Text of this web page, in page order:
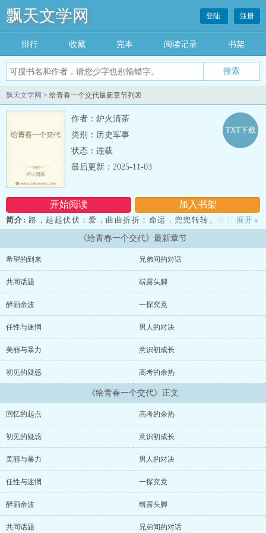
飘天文学网 登陆 注册
排行 收藏 完本 阅读记录 书架
飘天文学网 > 给青春一个交代最新章节列表
作者：炉火清茶
类别：历史军事
状态：连载
开始阅读 加入书架
TXT下载
最后更新：2025-11-03
简介: 路，起起伏伏；爱，曲曲折折；命运，兜兜转转。说好的青春
不散场，却在不经意的一个转角，失去了你能所把握的一切。 一切
的爱恨情仇堆积在胸口，让你无法言说青春的明媚与疼痛。等到时间
一点点褪去命运的伪装，你是否能再次回到我身边，一起去看日出日
展开 »
《给青春一个交代》最新章节
希望的到来 兄弟间的对话
共同话题 崭露头脚
醉酒余波 一探究竟
任性与迷惘 男人的对决
美丽与暴力 意识初成长
初见的疑惑 高考的余热
《给青春一个交代》正文
回忆的起点 高考的余热
初见的疑惑 意识初成长
美丽与暴力 男人的对决
任性与迷惘 一探究竟
醉酒余波 崭露头脚
共同话题 兄弟间的对话